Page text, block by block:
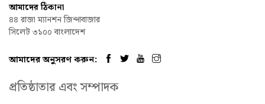
আমাদের ঠিকানা
৪৪ রাজা ম্যানশন জিন্দাবাজার
সিলেট ৩১০০ বাংলাদেশ
আমাদের অনুসরণ করুন:
প্রতিষ্ঠাতার এবং সম্পাদক